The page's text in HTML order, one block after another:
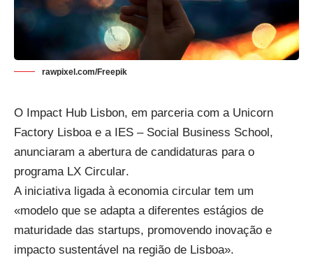
rawpixel.com/Freepik
O Impact Hub Lisbon, em parceria com a Unicorn
Factory Lisboa e a IES – Social Business School,
anunciaram a abertura de candidaturas para o
programa LX Circular.
A iniciativa ligada à economia circular tem um
«modelo que se adapta a diferentes estágios de
maturidade das startups, promovendo inovação e
impacto sustentável na região de Lisboa».